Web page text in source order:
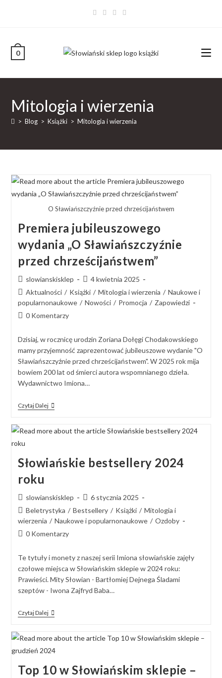
0
Mitologia i wierzenia
> Blog > Książki > Mitologia i wierzenia
O Sławiańszczyźnie przed chrześcijaństwem
Premiera jubileuszowego
wydania „O Sławiańszczyźnie
przed chrześcijaństwem”
slowianskisklep
4 kwietnia 2025
Aktualności / Książki / Mitologia i wierzenia / Naukowe i
popularnonaukowe / Nowości / Promocja / Zapowiedzi
0 Komentarzy
Dzisiaj, w rocznicę urodzin Zoriana Dołęgi Chodakowskiego
mamy przyjemność zaprezentować jubileuszowe wydanie "O
Sławiańszczyźnie przed chrześcijaństwem". W 2025 rok mija
bowiem 200 lat od śmierci autora wspomnianego dzieła.
Wydawnictwo Imiona…
Czytaj Dalej
Słowiańskie bestsellery 2024
roku
slowianskisklep
6 stycznia 2025
Beletrystyka / Bestsellery / Książki / Mitologia i
wierzenia / Naukowe i popularnonaukowe / Ozdoby
0 Komentarzy
Te tytuły i monety z naszej serii Imiona słowiańskie zajęły
czołowe miejsca w Słowiańskim sklepie w 2024 roku:
Prawieści. Mity Słowian - Bartłomiej Dejnega Śladami
szeptów - Iwona Zajfryd Baba…
Czytaj Dalej
Top 10 w Słowiańskim sklepie –